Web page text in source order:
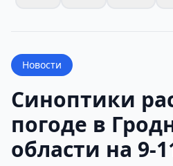
Новости
Синоптики
погоде в
области на 9-